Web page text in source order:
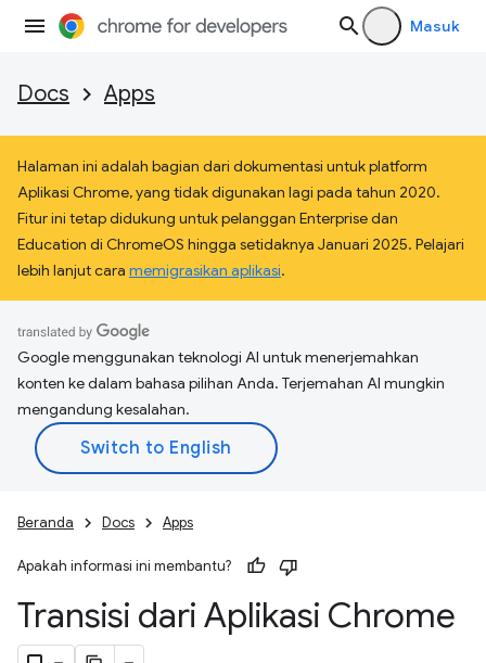
Masuk
Docs Apps
Halaman ini adalah bagian dari dokumentasi untuk platform
Aplikasi Chrome, yang tidak digunakan lagi pada tahun 2020.
Fitur ini tetap didukung untuk pelanggan Enterprise dan
Education di ChromeOS hingga setidaknya Januari 2025. Pelajari
lebih lanjut cara memigrasikan aplikasi.
Google menggunakan teknologi AI untuk menerjemahkan
konten ke dalam bahasa pilihan Anda. Terjemahan AI mungkin
mengandung kesalahan.
Beranda Docs Apps
Apakah informasi ini membantu?
Transisi dari Aplikasi Chrome